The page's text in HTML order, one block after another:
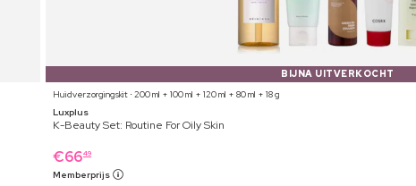
BIJNA UITVERKOCHT
Huidverzorgingskit ⋅ 200 ml + 100 ml + 120 ml + 80 ml + 18 g
Luxplus
K-Beauty Set: Routine For Oily Skin
€6649
Memberprijs